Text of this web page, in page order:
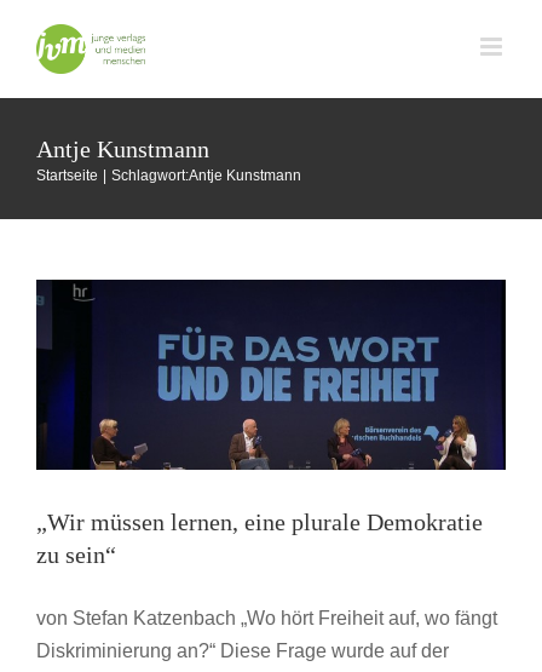
Inhalt
springen
Antje Kunstmann
Startseite Schlagwort:Antje Kunstmann
„Wir müssen lernen, eine plurale Demokratie
zu sein“
„Wir müssen lernen, eine plurale Demokratie
zu sein“
von Stefan Katzenbach „Wo hört Freiheit auf, wo fängt
Diskriminierung an?“ Diese Frage wurde auf der